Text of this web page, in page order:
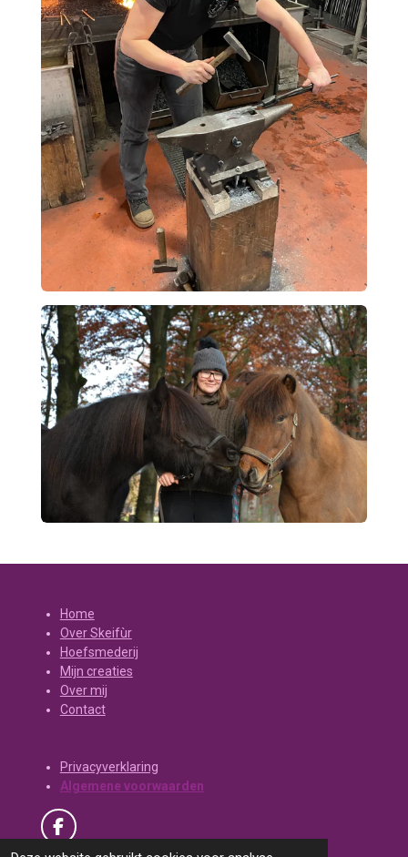
Home
Over Skeifùr
Hoefsmederij
Mijn creaties
Over mij
Contact
Privacyverklaring
Algemene voorwaarden
F
© 2017 - 2026 skeifur.nl